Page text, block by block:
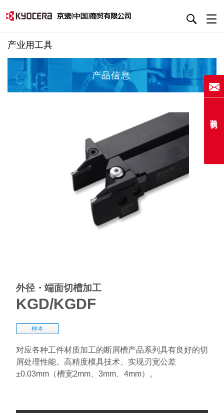
产业用工具
产品信息
外径・端面切槽加工
KGD/KGDF
样本
对应各种工件材质加工的断屑槽产品系列具有良好的切
屑处理性能。高精度模具技术、实现刃宽公差
±0.03mm（槽宽2mm、3mm、4mm）。